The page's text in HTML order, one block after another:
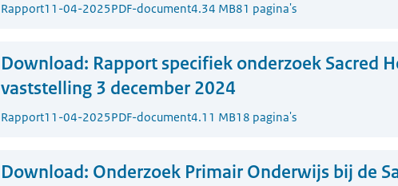
Rapport11-04-2025PDF-document4.34 MB81 pagina's
Download: Rapport specifiek onderzoek Sacred
vaststelling 3 december 2024
Rapport11-04-2025PDF-document4.11 MB18 pagina's
Download: Onderzoek Primair Onderwijs bij de